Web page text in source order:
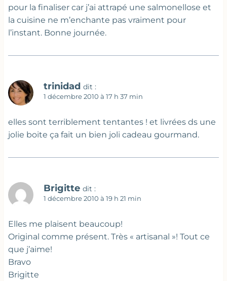
pour la finaliser car j’ai attrapé une salmonellose et
la cuisine ne m’enchante pas vraiment pour
l’instant. Bonne journée.
trinidad dit :
1 décembre 2010 à 17 h 37 min
elles sont terriblement tentantes ! et livrées ds une
jolie boite ça fait un bien joli cadeau gourmand.
Brigitte dit :
1 décembre 2010 à 19 h 21 min
Elles me plaisent beaucoup!
Original comme présent. Très « artisanal »! Tout ce
que j’aime!
Bravo
Brigitte